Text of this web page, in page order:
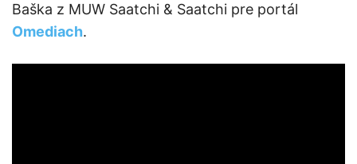
Baška z MUW Saatchi & Saatchi pre portál
Omediach.